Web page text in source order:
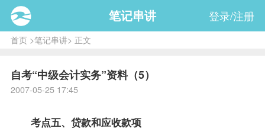
笔记串讲 登录/注册
首页>笔记串讲> 正文
自考“中级会计实务”资料（5）
2007-05-25 17:45
考点五、贷款和应收款项